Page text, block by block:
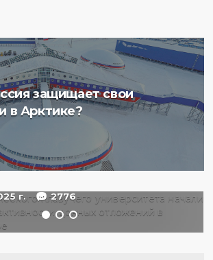
защищает свои
в Арктике?
университета
донных
в Баренцевом
г. 2776